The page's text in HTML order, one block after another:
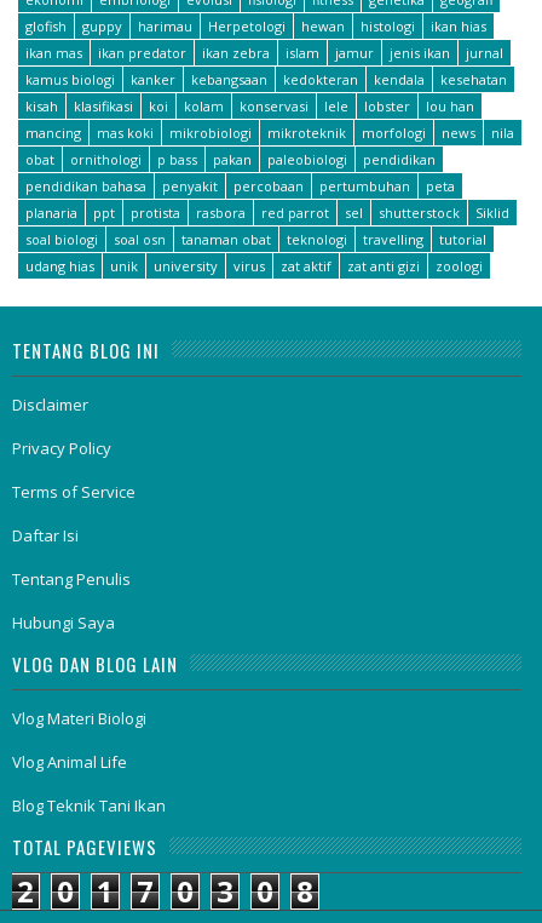
glofish
guppy harimau Herpetologi hewan histologi
ikan hias
ikan mas
ikan predator ikan zebra islam jamur jenis ikan
jurnal
kamus biologi
kanker kebangsaan kedokteran kendala
kesehatan
kisah
klasifikasi koi kolam konservasi lele lobster
lou han
mancing
mas koki mikrobiologi mikroteknik morfologi news
nila
obat
ornithologi p bass pakan paleobiologi
pendidikan
pendidikan bahasa
penyakit percobaan pertumbuhan
peta
planaria
ppt protista rasbora red parrot sel shutterstock
Siklid
soal biologi
soal osn tanaman obat teknologi travelling
tutorial
udang hias
unik university virus zat aktif zat anti gizi zoologi
TENTANG BLOG INI
Disclaimer
Privacy Policy
Terms of Service
Daftar Isi
Tentang Penulis
Hubungi Saya
VLOG DAN BLOG LAIN
Vlog Materi Biologi
Vlog Animal Life
Blog Teknik Tani Ikan
TOTAL PAGEVIEWS
2 0 1 7 0 3 0 8